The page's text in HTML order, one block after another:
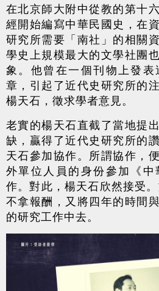
在北京師大附中從教的第十
經開始編寫中華民國史，在
研究所需要「南社」的相關
學史上規模最大的文學社團
象。他曾在一個刊物上發
章，引起了近代史研究所的
楊天石，徵求學者意見。
老實的楊天石直截了當地提
缺，贏得了近代史研究所的
天石參加協作。所謂協作，
外單位人員的身份參加《
作。對此，楊天石欣然接受
不拿報酬，又將四年的時間
的研究工作中去。